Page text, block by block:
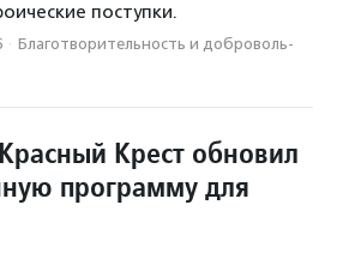
поступки.
· Благотвори­тель­ность и доброволь­
Крест обновил
программу для